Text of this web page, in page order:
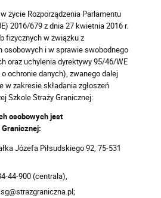
życie Rozporządzenia Parlamentu
2016/679 z dnia 27 kwietnia 2016 r.
fizycznych w związku z
osobowych i w sprawie swobodnego
oraz uchylenia dyrektywy 95/46/WE
ochronie danych), zwanego dalej
w zakresie składania zgłoszeń
Szkole Straży Granicznej:
osobowych jest
Józefa Piłsudskiego 92, 75-531
44-900 (centrala),